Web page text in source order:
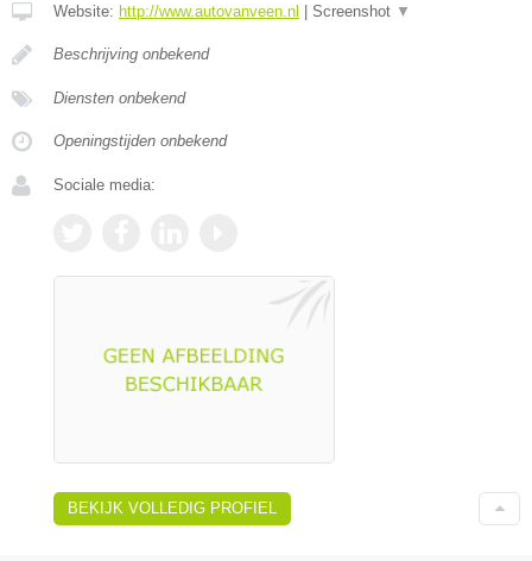
Website: http://www.autovanveen.nl | Screenshot ▼
Beschrijving onbekend
Diensten onbekend
Openingstijden onbekend
Sociale media:
BEKIJK VOLLEDIG PROFIEL